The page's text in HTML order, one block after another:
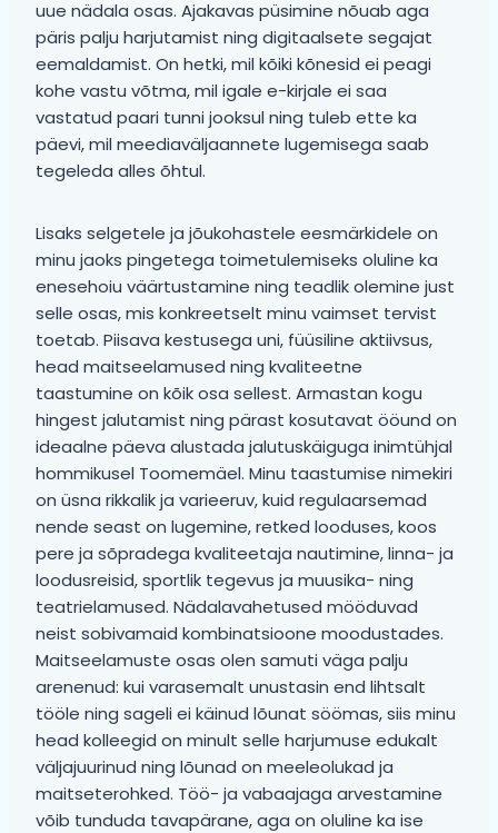
uue nädala osas. Ajakavas püsimine nõuab aga
päris palju harjutamist ning digitaalsete segajat
eemaldamist. On hetki, mil kõiki kõnesid ei peagi
kohe vastu võtma, mil igale e-kirjale ei saa
vastatud paari tunni jooksul ning tuleb ette ka
päevi, mil meediaväljaannete lugemisega saab
tegeleda alles õhtul.
Lisaks selgetele ja jõukohastele eesmärkidele on
minu jaoks pingetega toimetulemiseks oluline ka
enesehoiu väärtustamine ning teadlik olemine just
selle osas, mis konkreetselt minu vaimset tervist
toetab. Piisava kestusega uni, füüsiline aktiivsus,
head maitseelamused ning kvaliteetne
taastumine on kõik osa sellest. Armastan kogu
hingest jalutamist ning pärast kosutavat ööund on
ideaalne päeva alustada jalutuskäiguga inimtühjal
hommikusel Toomemäel. Minu taastumise nimekiri
on üsna rikkalik ja varieeruv, kuid regulaarsemad
nende seast on lugemine, retked looduses, koos
pere ja sõpradega kvaliteetaja nautimine, linna- ja
loodusreisid, sportlik tegevus ja muusika- ning
teatrielamused. Nädalavahetused mööduvad
neist sobivamaid kombinatsioone moodustades.
Maitseelamuste osas olen samuti väga palju
arenenud: kui varasemalt unustasin end lihtsalt
tööle ning sageli ei käinud lõunat söömas, siis minu
head kolleegid on minult selle harjumuse edukalt
väljajuurinud ning lõunad on meeleolukad ja
maitseterohked. Töö- ja vabaajaga arvestamine
võib tunduda tavapärane, aga on oluline ka ise